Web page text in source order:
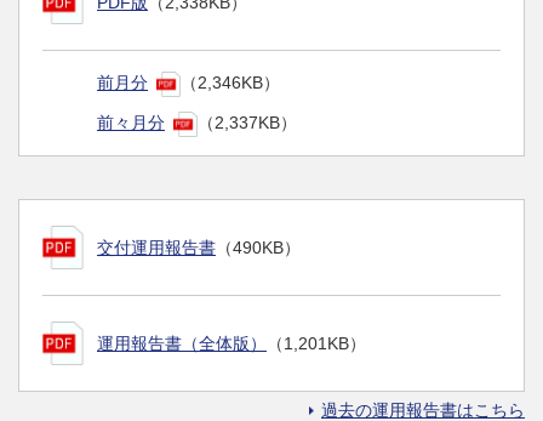
前月分 （2,346KB）
前々月分 （2,337KB）
交付運用報告書 （490KB）
運用報告書（全体版） （1,201KB）
過去の運用報告書はこちら